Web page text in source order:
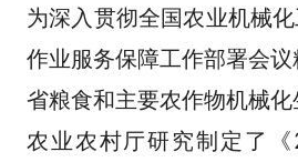
为深入贯彻全国农业机械
作业服务保障工作部署会
省粮食和主要农作物机械
农业农村厅研究制定了